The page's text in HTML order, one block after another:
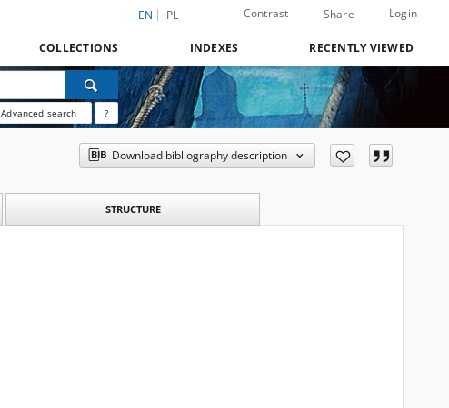
EN PL Contrast Share Login
COLLECTIONS INDEXES RECENTLY VIEWED
Advanced search ?
Download bibliography description
STRUCTURE